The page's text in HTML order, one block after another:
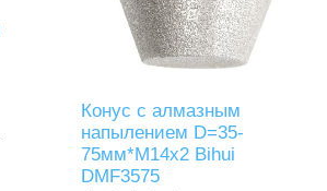
Конус с алмазным
напылением D=35-
75мм*М14x2 Bihui
DMF3575